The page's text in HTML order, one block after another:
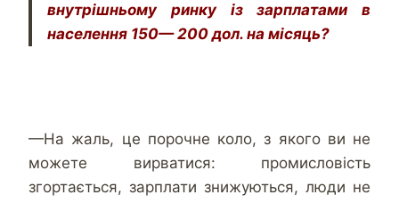
внутрішньому ринку із зарплатами в
населення 150— 200 дол. на місяць?
—На жаль, це порочне коло, з якого ви не
можете вирватися: промисловість
згортається, зарплати знижуються, люди не